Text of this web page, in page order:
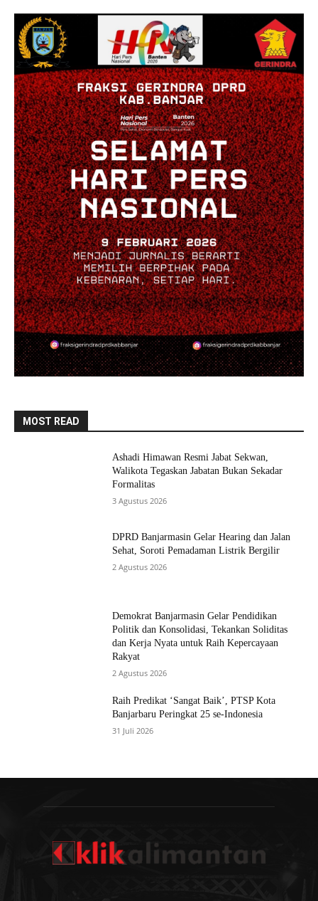
MOST READ
Ashadi Himawan Resmi Jabat Sekwan,
Walikota Tegaskan Jabatan Bukan Sekadar
Formalitas
3 Agustus 2026
DPRD Banjarmasin Gelar Hearing dan Jalan
Sehat, Soroti Pemadaman Listrik Bergilir
2 Agustus 2026
Demokrat Banjarmasin Gelar Pendidikan
Politik dan Konsolidasi, Tekankan Soliditas
dan Kerja Nyata untuk Raih Kepercayaan
Rakyat
2 Agustus 2026
Raih Predikat ‘Sangat Baik’, PTSP Kota
Banjarbaru Peringkat 25 se-Indonesia
31 Juli 2026